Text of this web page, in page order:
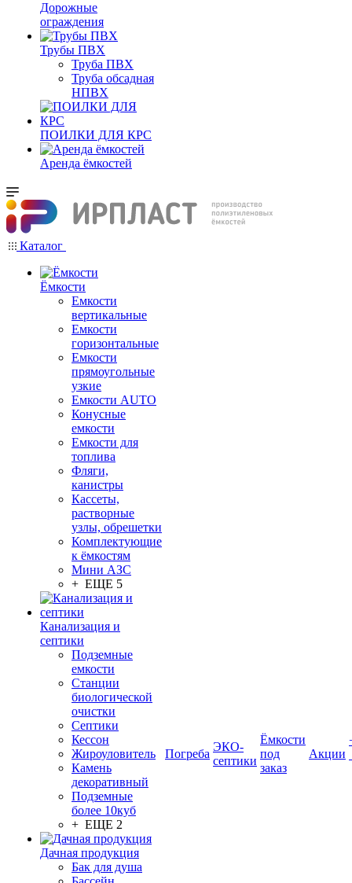
Дорожные
ограждения
Трубы ПВХ
Труба ПВХ
Труба обсадная
НПВХ
ПОИЛКИ ДЛЯ КРС
Аренда ёмкостей
Каталог
Ёмкости
Емкости
вертикальные
Емкости
горизонтальные
Емкости
прямоугольные
узкие
Емкости АUТО
Конусные
емкости
Емкости для
топлива
Фляги,
канистры
Кассеты,
растворные
узлы, обрешетки
Комплектующие
к ёмкостям
Мини АЗС
+ ЕЩЕ 5
Канализация и
септики
Подземные
емкости
Станции
биологической
очистки
Септики
Кессон
Жироуловитель
Камень
декоративный
Подземные
более 10куб
+ ЕЩЕ 2
Дачная продукция
Бак для душа
Погреба
ЭКО-
септики
Ёмкости
под
заказ
Акции